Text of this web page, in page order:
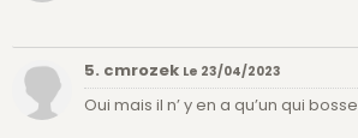
5. cmrozek Le 23/04/2023
Oui mais il n’ y en a qu’un qui bosse